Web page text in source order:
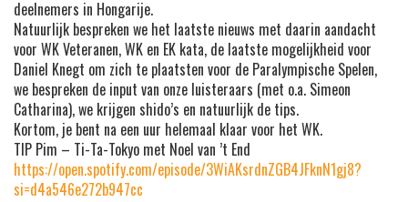
deelnemers in Hongarije.
Natuurlijk bespreken we het laatste nieuws met daarin aandacht
voor WK Veteranen, WK en EK kata, de laatste mogelijkheid voor
Daniel Knegt om zich te plaatsten voor de Paralympische Spelen,
we bespreken de input van onze luisteraars (met o.a. Simeon
Catharina), we krijgen shido’s en natuurlijk de tips.
Kortom, je bent na een uur helemaal klaar voor het WK.
TIP Pim – Ti-Ta-Tokyo met Noel van ’t End
https://open.spotify.com/episode/3WiAKsrdnZGB4JFknN1gj8?
si=d4a546e272b947cc